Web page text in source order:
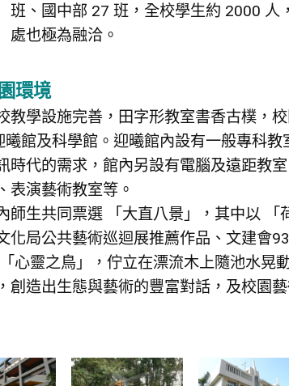
班、國中部 27 班，全校學生約 2000 人
處也極為融洽。
環境
教學設施完善，田字形教室書香古樸，
曦館及科學館。迎曦館內設有一般專科
時代的需求，館內另設有電腦及遠距教
表演藝術教室等。
師生共同票選 「大直八景」，其中以
化局公共藝術巡迴展推薦作品、文建會
心靈之鳥」，佇立在漂流木上隨池水晃
創造出生態與藝術的豐富對話，及校園